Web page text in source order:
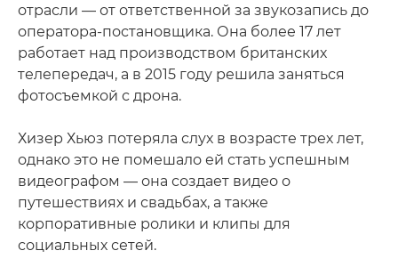
отрасли — от ответственной за звукозапись до
оператора-постановщика. Она более 17 лет
работает над производством британских
телепередач, а в 2015 году решила заняться
фотосъемкой с дрона.
Хизер Хьюз потеряла слух в возрасте трех лет,
однако это не помешало ей стать успешным
видеографом — она создает видео о
путешествиях и свадьбах, а также
корпоративные ролики и клипы для
социальных сетей.